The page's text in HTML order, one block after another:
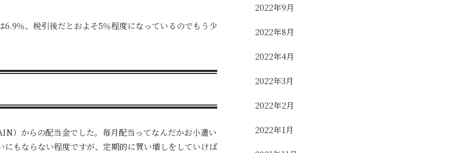
％、税引後だとおよそ5％程度になっているのでもう少
）からの配当金でした。毎月配当ってなんだかお小遣い
もならない程度ですが、定期的に買い増しをしていけば
2022年9月
2022年8月
2022年4月
2022年3月
2022年2月
2022年1月